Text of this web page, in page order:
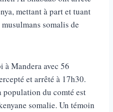
mettant à part et tuant
somalis de
à Mandera avec 56
et arrêté à 17h30.
population du comté est
somalie. Un témoin